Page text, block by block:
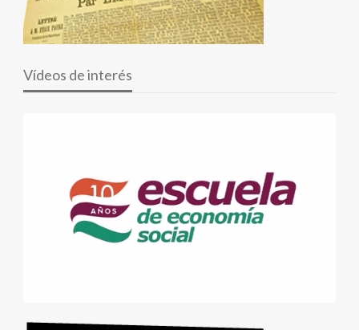
Vídeos de interés